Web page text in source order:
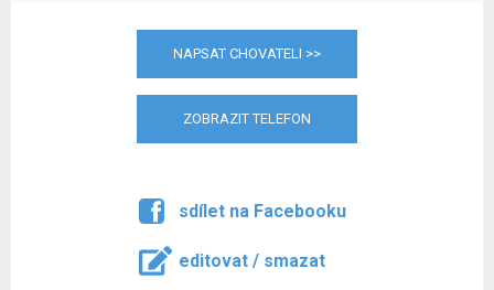
NAPSAT CHOVATELI >>
ZOBRAZIT TELEFON
sdílet na Facebooku
editovat / smazat